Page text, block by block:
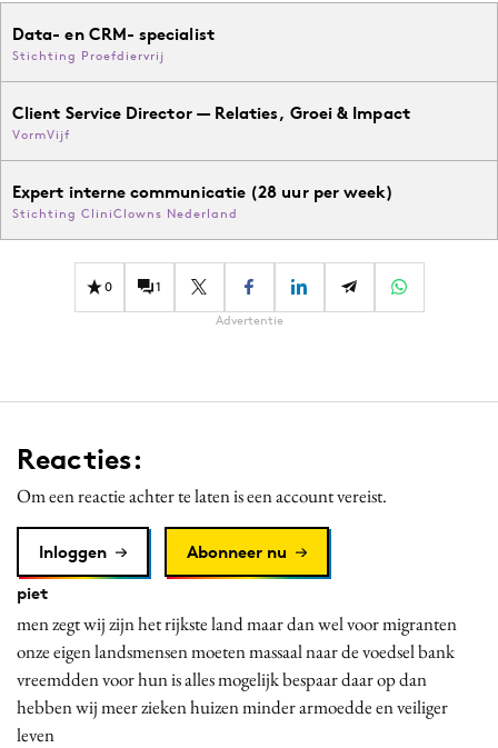
Data- en CRM- specialist
Stichting Proefdiervrij
Client Service Director — Relaties, Groei & Impact
VormVijf
Expert interne communicatie (28 uur per week)
Stichting CliniClowns Nederland
0 1
Advertentie
Reacties:
Om een reactie achter te laten is een account vereist.
Inloggen
Abonneer nu
piet
men zegt wij zijn het rijkste land maar dan wel voor migranten
onze eigen landsmensen moeten massaal naar de voedsel bank
vreemdden voor hun is alles mogelijk bespaar daar op dan
hebben wij meer zieken huizen minder armoedde en veiliger
leven